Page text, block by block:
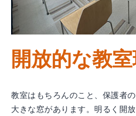
開放的な教
教室はもちろんのこと、保護者
大きな窓があります。明るく開